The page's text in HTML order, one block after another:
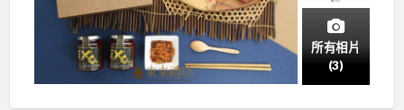
所有相片
(3)